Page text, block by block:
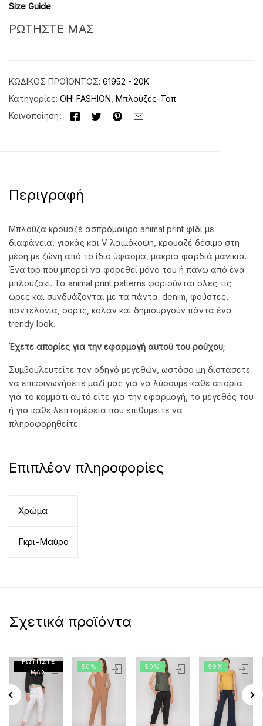
Size Guide
ΡΩΤΗΣΤΕ ΜΑΣ
ΚΩΔΙΚΌΣ ΠΡΟΪΌΝΤΟΣ: 61952 - 20K
Κατηγορίες: OH! FASHION Μπλούζες-Τοπ
Κοινοποίηση
Περιγραφή
Μπλούζα κρουαζέ ασπρόμαυρο animal print φίδι με
διαφάνεια, γιακάς και V λαιμόκοψη, κρουαζέ δέσιμο στη
μέση με ζώνη από το ίδιο ύφασμα, μακριά φαρδιά μανίκια.
Ένα top που μπορεί να φορεθεί μόνο του ή πάνω από ένα
μπλουζάκι. Τα animal print patterns φοριούνται όλες τις
ώρες και συνδυάζονται με τα πάντα: denim, φούστες,
παντελόνια, σορτς, κολάν και δημιουργούν πάντα ένα
trendy look.
Έχετε απορίες για την εφαρμογή αυτού του ρούχου;
Συμβουλευτείτε τον οδηγό μεγεθών, ωστόσο μη διστάσετε
να επικοινωνήσετε μαζί μας για να λύσουμε κάθε απορία
για το κομμάτι αυτό είτε για την εφαρμογή, το μέγεθός του
ή για κάθε λεπτομέρεια που επιθυμείτε να
πληροφορηθείτε.
Επιπλέον πληροφορίες
Χρώμα
Γκρι-Μαύρο
Σχετικά προϊόντα
ΡΩΤΗΣΤΕ
ΜΑΣ
50% 50% 50%